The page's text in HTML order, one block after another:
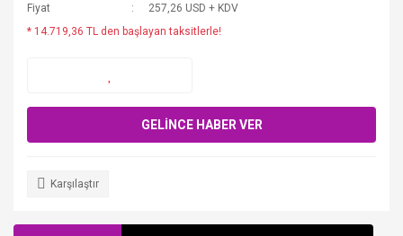
Fiyat
257,26 USD + KDV
* 14.719,36 TL den başlayan taksitlerle!
GELİNCE HABER VER
Karşılaştır